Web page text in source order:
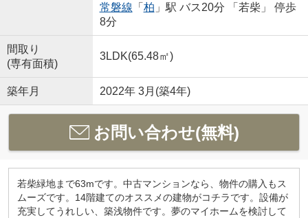
常磐線 「 柏 」駅 バス20分 「若柴」 停歩
8分
間取り
(専有面積)
3LDK(65.48㎡)
築年月 2022年 3月(築4年)
お問い合わせ(無料)
若柴緑地まで63mです。中古マンションなら、物件の購入もス
ムーズです。14階建てのオススメの建物がコチラです。設備が
充実してうれしい、築浅物件です。夢のマイホームを検討して